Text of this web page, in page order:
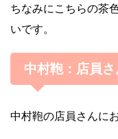
ちなみにこちらの茶
いです。
中村鞄：店員
中村鞄の店員さんに